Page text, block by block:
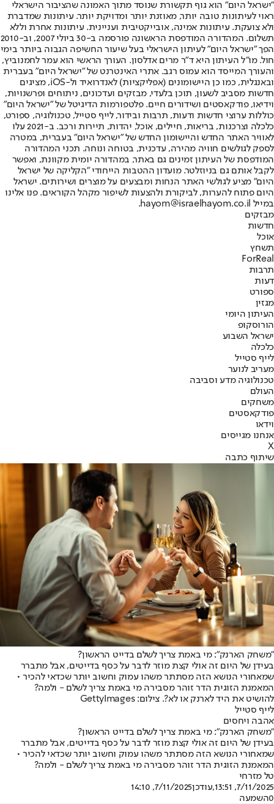
"ישראל היום" הוא גוף תקשורת שנוסד מתוך האמונה שהציבור הישראלי
ראוי לעיתונות טובה יותר, מאוזנת יותר ומדויקת יותר. עיתונות שמדברת
ולא צועקת. עיתונות אמינה, אובייקטיבית ועניינית. עיתונות אחרת וללא
תשלום. המהדורה המודפסת הראשונה פורסמה ב-30 ביולי 2007, וב-2010
הפך "ישראל היום" לעיתון הישראלי בעל שיעור החשיפה הגבוה ביותר בימי
חול. מו"ל העיתון היא ד"ר מרים אדלסון. העורך הראשי הוא עמר לחמנוביץ,
והעורך המייסד הוא עמוס רגב. אתרי האינטרנט של "ישראל היום" בעברית
ובאנגלית, כמו כן היישומונים (אפליקציות) לאנדרואיד ול-iOS, מציגים
חדשות מסביב לשעון, תוכן בלעדי, מבזקים ועדכונים, ניתוחים ופרשנויות,
וידיאו, פודקאסטים ושידורים חיים. פלטפורמות הדיגיטל של "ישראל היום"
כוללות ערוצי חדשות ודעות, תרבות ובידור, לייף סטייל, טכנולוגיה, ספורט,
כלכלה וצרכנות, בריאות, חיילים, אוכל, יהדות, תיירות ורכב. ב-2021 עלו
לאוויר האתר החדש והיישומון החדש של "ישראל היום" בעברית, במטרה
לספק לגולשים חוויה מהירה, עדכנית, בטוחה ונוחה. תכני המהדורה
המודפסת של העיתון זמינים גם באתר, במהדורה יומית מקוונת, ואפשר
לקבל אותם גם בניוזלטר. מועדון ההטבות הייחודי "הקליקה של ישראל
היום" מציע לגולשי האתר הנחות ומבצעים על מוצרים ושירותים. ישראל
היום פתוח להערות, לביקורת ולהצעות לשיפור מקהל הקוראים. פנו אלינו
במייל hayom@israelhayom.co.il.
מבזקים
חדשות
אוכל
תשחץ
ForReal
תרבות
דעות
ספורט
מגזין
העיתון היומי
הורוסקופ
ישראל השבוע
כלכלה
לייף סטייל
מעריב לנוער
טכנולוגיה מדע וסביבה
העולם
משחקים
פודקאסטים
וידאו
אנחנו מגייסים
X
שיתוף כתבה
"משחק הארנק": מי באמת צריך לשלם בדייט הראשון?
בעידן של היום זה אולי קצת מוזר לדבר על כסף בדייטים, אבל מתברר
שמאחורי הנושא הזה מסתתר משהו עמוק וחשוב יותר שכדאי להכיר •
המאמנת הזוגית הדר זוהר מסבירה מי באמת צריך לשלם - ולמה?
להושיט את היד לארנק או לא?. צילום: GettyImages
לייף סטייל
אהבה ויחסים
"משחק הארנק": מי באמת צריך לשלם בדייט הראשון?
בעידן של היום זה אולי קצת מוזר לדבר על כסף בדייטים, אבל מתברר
שמאחורי הנושא הזה מסתתר משהו עמוק וחשוב יותר שכדאי להכיר •
המאמנת הזוגית הדר זוהר מסבירה מי באמת צריך לשלם - ולמה?
טל מזרחי
7/11/2025, 13:51
,עודכן7/11/2025, 14:10
0השמעה